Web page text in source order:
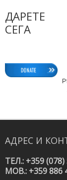
ДАРЕТЕ
СЕГА
АДРЕС И
ТЕЛ.: +359 (078)
MOB.: +359 886